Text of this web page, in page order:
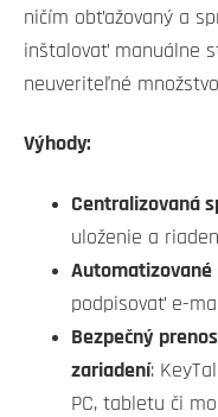
ničím obťažovaný a
inštalovať manuálne
neuveriteľné
Výhody:
Centralizovaná
uloženie a
Automatizované
podpisovať e-
Bezpečný
zariadení:
PC, tabletu či